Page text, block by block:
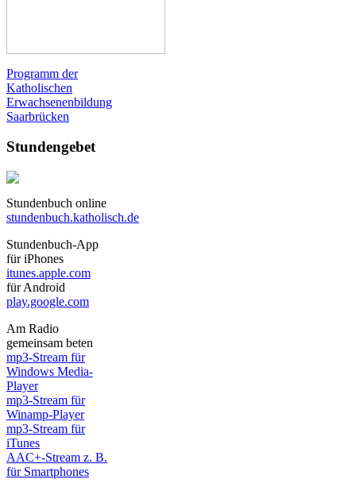
Programm der
Katholischen
Erwachsenenbildung
Saarbrücken
Stundengebet
Stundenbuch online
stundenbuch.katholisch.de
Stundenbuch-App
für iPhones
itunes.apple.com
für Android
play.google.com
Am Radio
gemeinsam beten
mp3-Stream für
Windows Media-
Player
mp3-Stream für
Winamp-Player
mp3-Stream für
iTunes
AAC+-Stream z. B.
für Smartphones